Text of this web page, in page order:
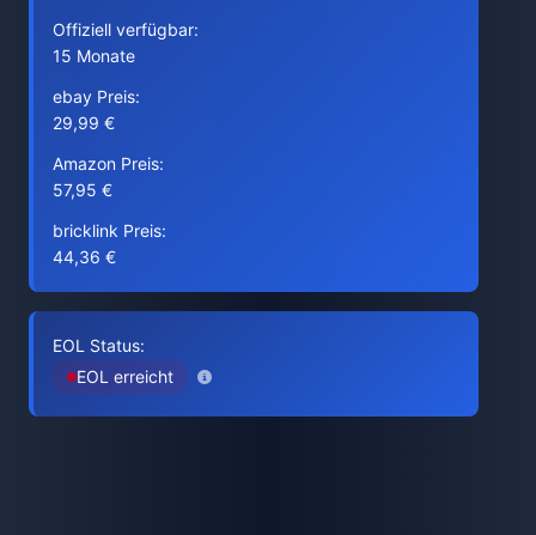
Offiziell verfügbar:
15 Monate
ebay Preis:
29,99 €
Amazon Preis:
57,95 €
bricklink Preis:
44,36 €
EOL Status:
EOL erreicht